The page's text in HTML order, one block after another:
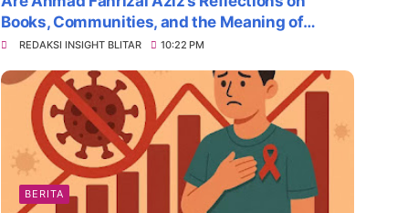
Books, Communities, and the Meaning of
Survival
REDAKSI INSIGHT BLITAR 10:22 PM
BERITA